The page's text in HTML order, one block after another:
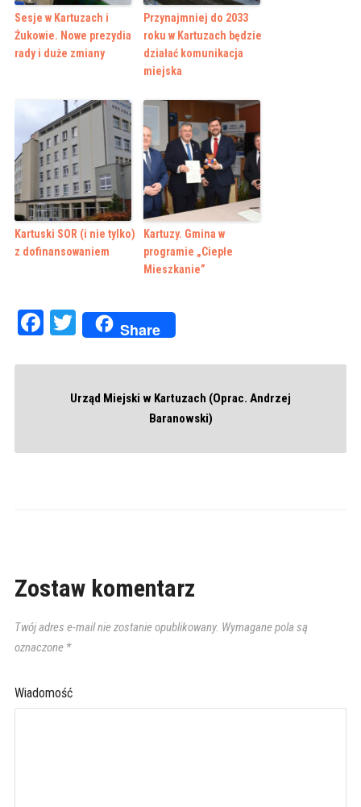
Sesje w Kartuzach i
Żukowie. Nowe prezydia
rady i duże zmiany
Przynajmniej do 2033
roku w Kartuzach będzie
działać komunikacja
miejska
Kartuski SOR (i nie tylko)
z dofinansowaniem
Kartuzy. Gmina w
programie „Ciepłe
Mieszkanie”
Facebook
Twitter
Share
Urząd Miejski w Kartuzach (Oprac. Andrzej
Baranowski)
Zostaw komentarz
Twój adres e-mail nie zostanie opublikowany. Wymagane pola są
oznaczone *
Wiadomość